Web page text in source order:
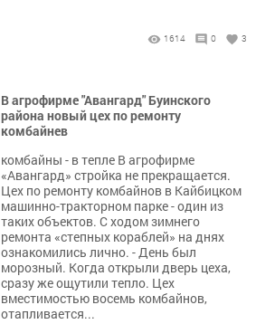
1614 0 3
В агрофирме "Авангард" Буинского
района новый цех по ремонту
комбайнев
комбайны - в тепле В агрофирме
«Авангард» стройка не прекращается.
Цех по ремонту комбайнов в Кайбицком
машинно-тракторном парке - один из
таких объектов. С ходом зимнего
ремонта «степных кораблей» на днях
ознакомились лично. - День был
морозный. Когда открыли дверь цеха,
сразу же ощутили тепло. Цех
вместимостью восемь комбайнов,
отапливается...